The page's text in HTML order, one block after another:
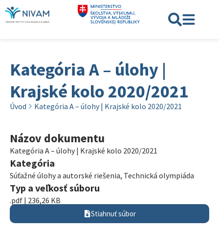
Kategória A – úlohy |
Krajské kolo 2020/2021
Úvod Kategória A – úlohy | Krajské kolo 2020/2021
Názov dokumentu
Kategória A – úlohy | Krajské kolo 2020/2021
Kategória
Súťažné úlohy a autorské riešenia, Technická olympiáda
Typ a veľkosť súboru
.pdf | 236,26 KB
Stiahnuť súbor